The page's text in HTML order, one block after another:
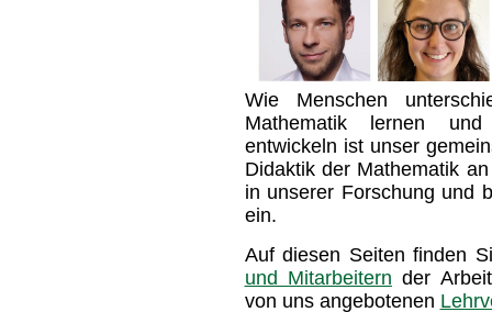
Wie Menschen
Mathematik lernen und
entwickeln ist unser
Didaktik der Mathematik
in unserer Forschung und
ein.
Auf diesen Seiten finden
und Mitarbeitern der
von uns angebotenen